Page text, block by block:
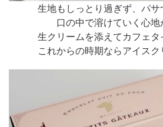
生地もしっとり過ぎず、パサ
口の中で溶けていく心
生クリームを添えてカフェ
これからの時期ならアイス